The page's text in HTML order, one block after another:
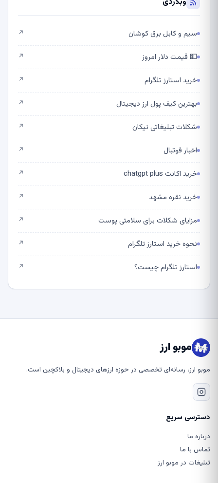
سیم و کابل برق کوشان ↗
💵 قیمت دلار امروز ↗
خرید استارز تلگرام ↗
بهترین کیف پول ارز دیجیتال ↗
شکلات تبلیغاتی نیکان ↗
اخبار فوتبال ↗
خرید اکانت chatgpt plus ↗
خرید نقره مشهد ↗
مزایای شکلات برای سلامتی پوست ↗
نحوه خرید استارز تلگرام ↗
استارز تلگرام چیست؟ ↗
موبو ارز
موبو ارز، رسانه‌ای تخصصی در حوزه ارزهای دیجیتال و بلاکچین است.
دسترسی سریع
درباره ما
تماس با ما
تبلیغات در موبو ارز